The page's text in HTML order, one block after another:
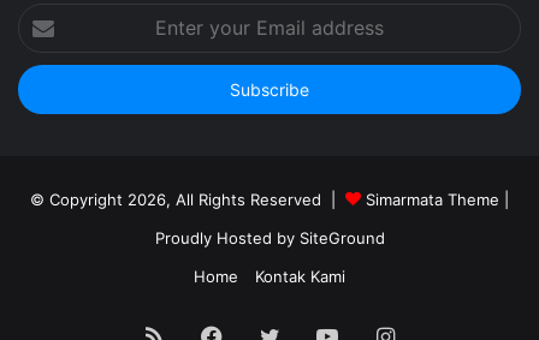
your
Email
address
© Copyright 2026, All Rights Reserved | Simarmata Theme
Proudly Hosted by SiteGround
Home
Kontak Kami